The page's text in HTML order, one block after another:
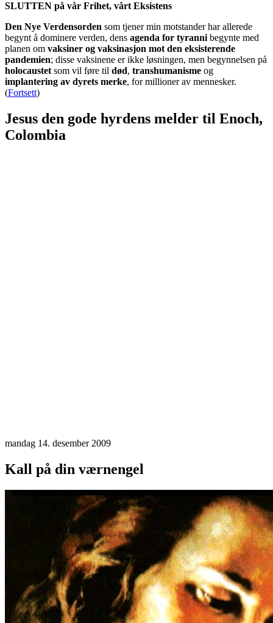
SLUTTEN på vår Frihet, vårt Eksistens
Den Nye Verdensorden som tjener min motstander har allerede
begynt å dominere verden, dens agenda for tyranni begynte med
planen om vaksiner og vaksinasjon mot den eksisterende
pandemien; disse vaksinene er ikke løsningen, men begynnelsen på
holocaustet som vil føre til død, transhumanisme og
implantering av dyrets merke, for millioner av mennesker.
(Fortsett)
Jesus den gode hyrdens melder til Enoch,
Colombia
mandag 14. desember 2009
Kall på din værnengel